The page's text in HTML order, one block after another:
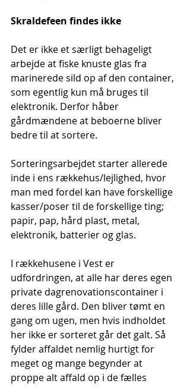
Skraldefeen findes ikke
Det er ikke et særligt behageligt
arbejde at fiske knuste glas fra
marinerede sild op af den container,
som egentlig kun må bruges til
elektronik. Derfor håber
gårdmændene at beboerne bliver
bedre til at sortere.
Sorteringsarbejdet starter allerede
inde i ens rækkehus/lejlighed, hvor
man med fordel kan have forskellige
kasser/poser til de forskellige ting;
papir, pap, hård plast, metal,
elektronik, batterier og glas.
I rækkehusene i Vest er
udfordringen, at alle har deres egen
private dagrenovationscontainer i
deres lille gård. Den bliver tømt en
gang om ugen, men hvis indholdet
her ikke er sorteret går det galt. Så
fylder affaldet nemlig hurtigt for
meget og mange begynder at
proppe alt affald op i de fælles